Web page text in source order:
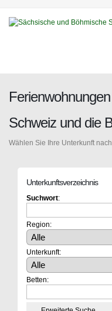
Schweiz und die
Wählen Sie Ihre Unterkunft
Unterkunftsverzeichnis
Suchwort:
Region:
Unterkunft:
Betten: